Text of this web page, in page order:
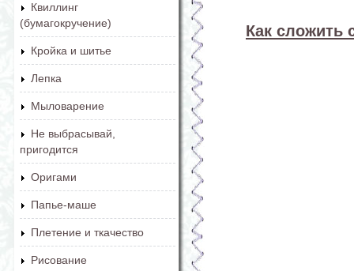
Квиллинг
(бумагокручение)
Кройка и шитье
Лепка
Мыловарение
Не выбрасывай,
пригодится
Оригами
Папье-маше
Плетение и ткачество
Рисование
Как сложить